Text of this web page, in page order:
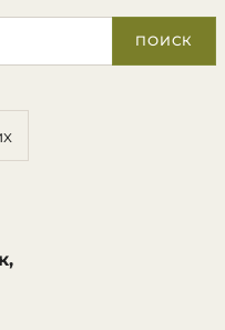
ПОИСК